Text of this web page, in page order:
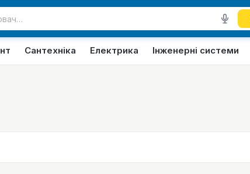
Сантехніка Електрика Інженерні системи